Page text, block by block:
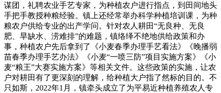
谋团，礼聘农业手艺专家，为种植农户进行指点，到田间地头
手把手教授种粮经验。镇上还经常举办科学种植培训课，为种
粮农户供给专业的出产学问。针对农人耕田“无良种、无良
肥、旱缺水、涝难排”的难题，镇络绎不绝地供给政策和办
事，种植农户先后拿到了《小麦春季办理手艺看法》《晚播弱
苗春季办理手艺办法》《小麦“一喷三防”项目实施方案》《小
麦“粮王”大赛实施方案》等相关文件。这些政策的实施，让农
户对耕田有了更深刻的理解，给种植大户指了然标的目的。不
只如斯，2022年1月，镇牵头成立了为平易近种植养殖农人专